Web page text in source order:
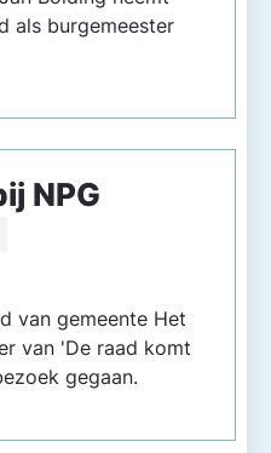
als burgemeester
NPG
van gemeente Het
van 'De raad komt
gegaan.